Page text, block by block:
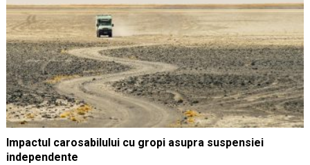
Impactul carosabilului cu gropi asupra suspensiei
independente